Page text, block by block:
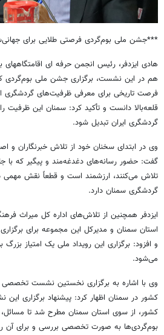
***جشن ملی بوم‌گردی فرصتی طلایی برای
هادی ایزدفر، رئیس انجمن حرفه ای
هم در این نشست، برگزاری جشن ملی بوم‌گردی
فرصت تاریخی برای معرفی ظرفیت‌های گردشگری
قلعه‌بالا دانست و تأکید کرد: سمنان این ظرفیت
گردشگری ایران تبدیل شود.
وی در ابتدای سخنان خود از تلاش خبرنگاران و
گفت: حضور رسانه‌های دغدغه‌مند و پیگیر که با
تلاش می‌کنند، ارزشمند است و قطعاً نقش
گردشگری سمنان دارد.
ایزدفر همچنین از تلاش‌های اداره کل میراث
استان سمنان و مدیرکل این مجموعه برای
و افزود: برگزاری این رویداد ملی یک امتیاز
می‌شود.
وی با اشاره به برگزاری نخستین نشست
کشور در سمنان اظهار کرد: پیشنهاد برگزاری
کشور، از سوی استان سمنان مطرح شد تا
بوم‌گردی‌ها به صورت تخصصی بررسی و برای آن